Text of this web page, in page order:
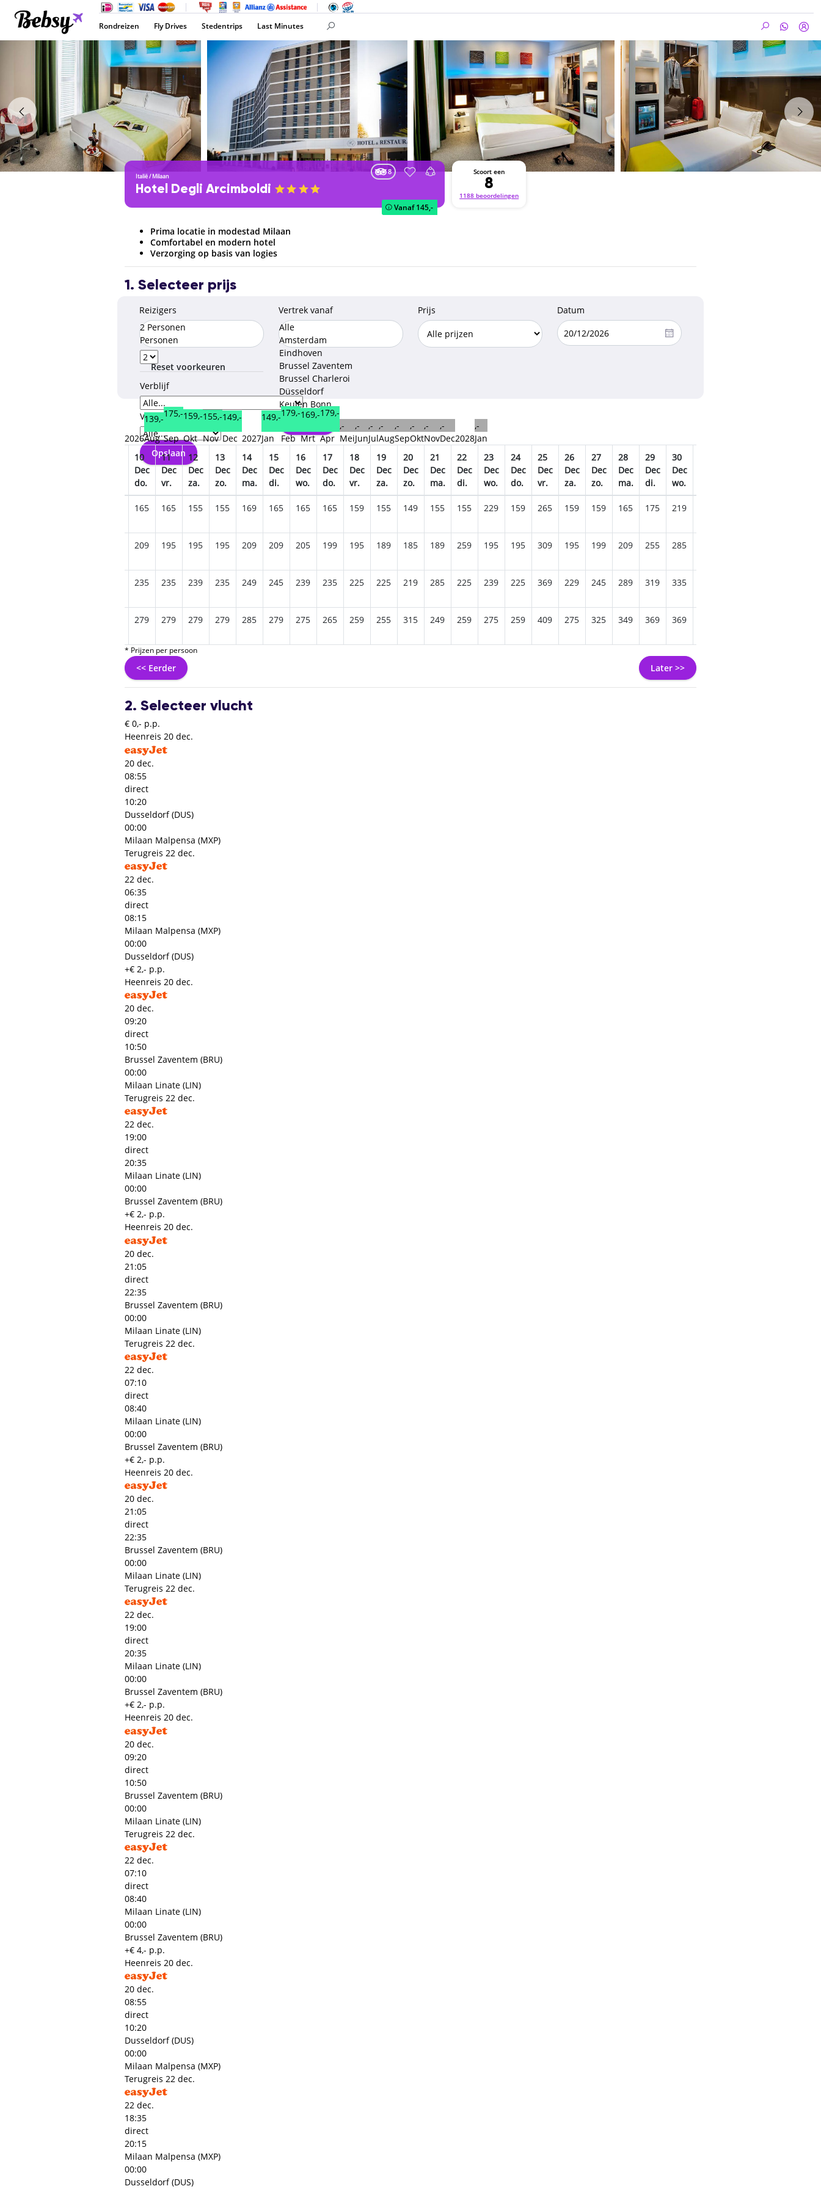
Rondreizen Fly Drives Stedentrips Last Minutes
Italië/Milaan
8
Hotel Degli Arcimboldi
Vanaf145,-
Scoort een
8
1188 beoordelingen
Prima locatie in modestad Milaan
Comfortabel en modern hotel
Verzorging op basis van logies
1. Selecteer prijs
Reizigers
2 Personen
Personen
Verblijf
Verzorgingstype
Opslaan
Vertrek vanaf
Alle
Amsterdam
Eindhoven
Brussel Zaventem
Brussel Charleroi
Düsseldorf
Keulen Bonn
Prijs Datum
Reset voorkeuren
2026
139,-
Aug
175,-
Sep
159,-
Okt
155,-
Nov
149,-
Dec 2027
149,-
Jan
179,-
Feb
169,-
Mrt
179,-
Apr
,-
Mei
,-
Jun
,-
Jul
,-
Aug
,-
Sep
,-
Okt
,-
Nov
,-
Dec2028
,-
Jan
10
Dec
do.
11
Dec
vr.
12
Dec
za.
13
Dec
zo.
14
Dec
ma.
15
Dec
di.
16
Dec
wo.
17
Dec
do.
18
Dec
vr.
19
Dec
za.
20
Dec
zo.
21
Dec
ma.
22
Dec
di.
23
Dec
wo.
24
Dec
do.
25
Dec
vr.
26
Dec
za.
27
Dec
zo.
28
Dec
ma.
29
Dec
di.
30
Dec
wo.
165 165 155 155 169 165 165 165 159 155 149 155 155 229 159 265 159 159 165 175 219
209 195 195 195 209 209 205 199 195 189 185 189 259 195 195 309 195 199 209 255 285
235 235 239 235 249 245 239 235 225 225 219 285 225 239 225 369 229 245 289 319 335
279 279 279 279 285 279 275 265 259 255 315 249 259 275 259 409 275 325 349 369 369
* Prijzen per persoon
<< Eerder Later >>
2. Selecteer vlucht
€ 0,- p.p.
Heenreis 20 dec.
20 dec.
08:55
direct
10:20
Dusseldorf (DUS)
00:00
Milaan Malpensa (MXP)
Terugreis 22 dec.
22 dec.
06:35
direct
08:15
Milaan Malpensa (MXP)
00:00
Dusseldorf (DUS)
+€ 2,- p.p.
Heenreis 20 dec.
20 dec.
09:20
direct
10:50
Brussel Zaventem (BRU)
00:00
Milaan Linate (LIN)
Terugreis 22 dec.
22 dec.
19:00
direct
20:35
Milaan Linate (LIN)
00:00
Brussel Zaventem (BRU)
+€ 2,- p.p.
Heenreis 20 dec.
20 dec.
21:05
direct
22:35
Brussel Zaventem (BRU)
00:00
Milaan Linate (LIN)
Terugreis 22 dec.
22 dec.
07:10
direct
08:40
Milaan Linate (LIN)
00:00
Brussel Zaventem (BRU)
+€ 2,- p.p.
Heenreis 20 dec.
20 dec.
21:05
direct
22:35
Brussel Zaventem (BRU)
00:00
Milaan Linate (LIN)
Terugreis 22 dec.
22 dec.
19:00
direct
20:35
Milaan Linate (LIN)
00:00
Brussel Zaventem (BRU)
+€ 2,- p.p.
Heenreis 20 dec.
20 dec.
09:20
direct
10:50
Brussel Zaventem (BRU)
00:00
Milaan Linate (LIN)
Terugreis 22 dec.
22 dec.
07:10
direct
08:40
Milaan Linate (LIN)
00:00
Brussel Zaventem (BRU)
+€ 4,- p.p.
Heenreis 20 dec.
20 dec.
08:55
direct
10:20
Dusseldorf (DUS)
00:00
Milaan Malpensa (MXP)
Terugreis 22 dec.
22 dec.
18:35
direct
20:15
Milaan Malpensa (MXP)
00:00
Dusseldorf (DUS)